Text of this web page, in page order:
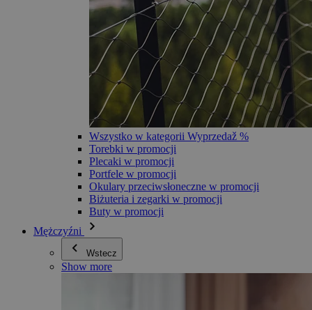
Wszystko w kategorii Wyprzedaž %
Torebki w promocji
Plecaki w promocji
Portfele w promocji
Okulary przeciwsłoneczne w promocji
Biżuteria i zegarki w promocji
Buty w promocji
Mężczyźni
Wstecz
Show more